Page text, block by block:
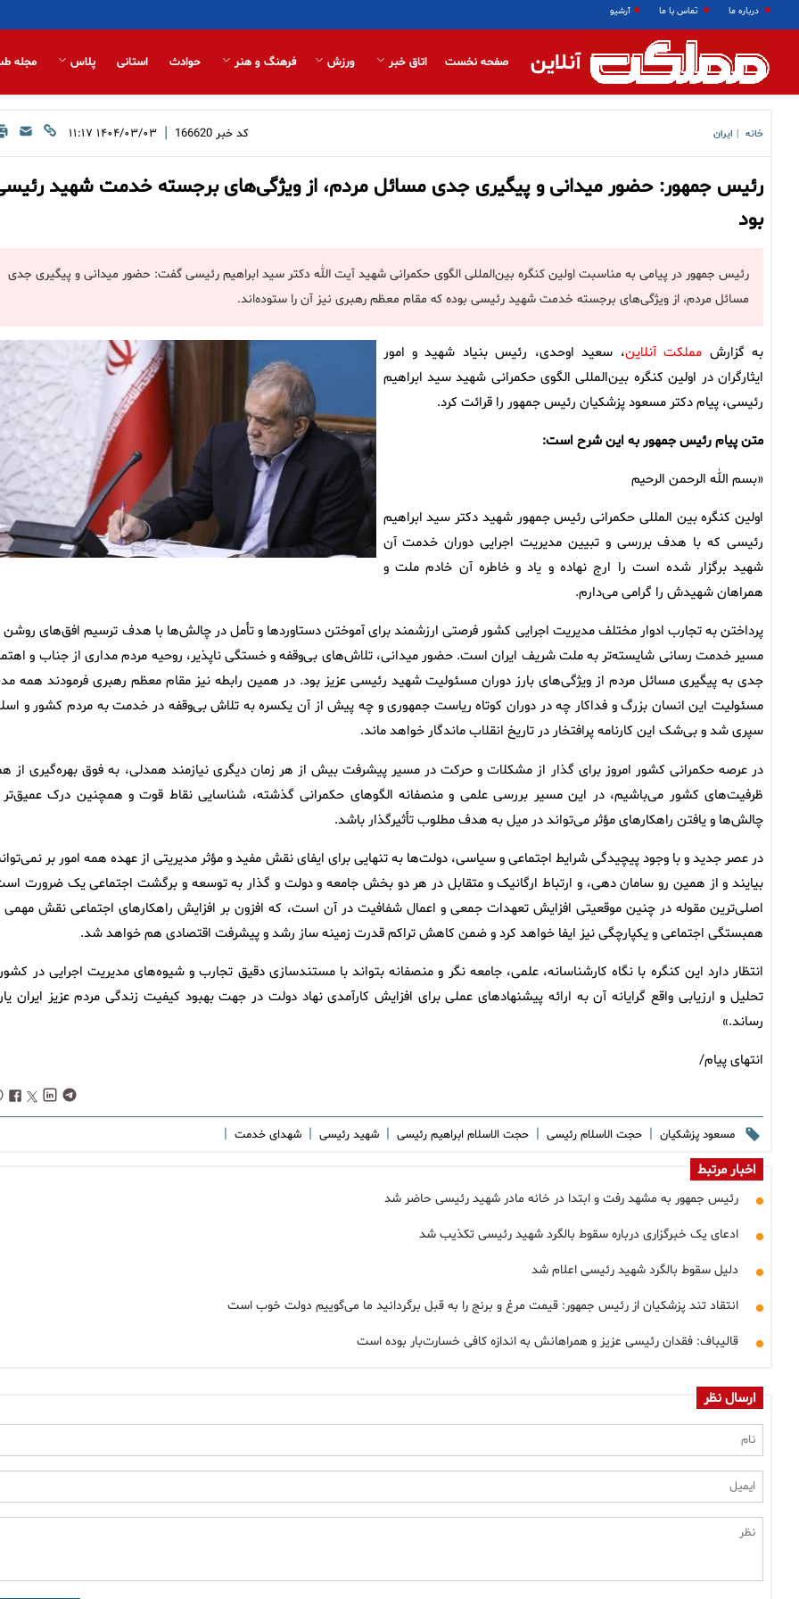
درباره ما تماس با ما آرشیو
آنلاین صفحه نخست اتاق خبر ورزش فرهنگ و هنر حوادث استانی پلاس مجله
خانه ایران کد خبر 166620
| ۱۴۰۴/۰۳/۰۳ ۱۱:۱۷
رئیس جمهور: حضور میدانی و پیگیری جدی مسائل مردم، از ویژگی‌های برجسته خدمت شهید
بود
رئیس جمهور در پیامی به مناسبت اولین کنگره بین‌المللی الگوی حکمرانی شهید آیت الله دکتر سید ابراهیم رئیسی گفت: حضور میدانی و پیگیری جدی
مسائل مردم، از ویژگی‌های برجسته خدمت شهید رئیسی بوده که مقام معظم رهبری نیز آن را ستوده‌اند.
به گزارش مملکت آنلاین، سعید اوحدی، رئیس بنیاد شهید و امور
ایثارگران در اولین کنگره بین‌المللی الگوی حکمرانی شهید سید ابراهیم
رئیسی، پیام دکتر مسعود پزشکیان رئیس جمهور را قرائت کرد.
متن پیام رئیس جمهور به این شرح است:
«بسم الله الرحمن الرحیم
اولین کنگره بین المللی حکمرانی رئیس جمهور شهید دکتر سید ابراهیم
رئیسی که با هدف بررسی و تبیین مدیریت اجرایی دوران خدمت آن
شهید برگزار شده است را ارج نهاده و یاد و خاطره آن خادم ملت و
همراهان شهیدش را گرامی می‌دارم.
پرداختن به تجارب ادوار مختلف مدیریت اجرایی کشور فرصتی ارزشمند برای آموختن دستاوردها و تأمل در چالش‌ها با هدف ترسیم افق‌های روشن
مسیر خدمت رسانی شایسته‌تر به ملت شریف ایران است. حضور میدانی، تلاش‌های بی‌وقفه و خستگی ناپذیر، روحیه مردم مداری از جناب و
جدی به پیگیری مسائل مردم از ویژگی‌های بارز دوران مسئولیت شهید رئیسی عزیز بود. در همین رابطه نیز مقام معظم رهبری فرمودند همه
مسئولیت این انسان بزرگ و فداکار چه در دوران کوتاه ریاست جمهوری و چه پیش از آن یکسره به تلاش بی‌وقفه در خدمت به مردم کشور و
سپری شد و بی‌شک این کارنامه پرافتخار در تاریخ انقلاب ماندگار خواهد ماند.
در عرصه حکمرانی کشور امروز برای گذار از مشکلات و حرکت در مسیر پیشرفت بیش از هر زمان دیگری نیازمند همدلی، به فوق بهره‌گیری از
ظرفیت‌های کشور می‌باشیم، در این مسیر بررسی علمی و منصفانه الگوهای حکمرانی گذشته، شناسایی نقاط قوت و همچنین درک عمیق‌تر
چالش‌ها و یافتن راهکارهای مؤثر می‌تواند در میل به هدف مطلوب تأثیرگذار باشد.
در عصر جدید و با وجود پیچیدگی شرایط اجتماعی و سیاسی، دولت‌ها به تنهایی برای ایفای نقش مفید و مؤثر مدیریتی از عهده همه امور بر
بیایند و از همین رو سامان دهی، و ارتباط ارگانیک و متقابل در هر دو بخش جامعه و دولت و گذار به توسعه و برگشت اجتماعی یک ضرورت
اصلی‌ترین مقوله در چنین موقعیتی افزایش تعهدات جمعی و اعمال شفافیت در آن است، که افزون بر افزایش راهکارهای اجتماعی نقش مهمی
همبستگی اجتماعی و یکپارچگی نیز ایفا خواهد کرد و ضمن کاهش تراکم قدرت زمینه ساز رشد و پیشرفت اقتصادی هم خواهد شد.
انتظار دارد این کنگره با نگاه کارشناسانه، علمی، جامعه نگر و منصفانه بتواند با مستندسازی دقیق تجارب و شیوه‌های مدیریت اجرایی در
تحلیل و ارزیابی واقع گرایانه آن به ارائه پیشنهادهای عملی برای افزایش کارآمدی نهاد دولت در جهت بهبود کیفیت زندگی مردم عزیز ایران
رساند.»
انتهای پیام/
مسعود پزشکیان | حجت الاسلام رئیسی | حجت الاسلام ابراهیم رئیسی | شهید رئیسی | شهدای خدمت |
اخبار مرتبط
رئیس جمهور به مشهد رفت و ابتدا در خانه مادر شهید رئیسی حاضر شد
ادعای یک خبرگزاری درباره سقوط بالگرد شهید رئیسی تکذیب شد
دلیل سقوط بالگرد شهید رئیسی اعلام شد
انتقاد تند پزشکیان از رئیس جمهور: قیمت مرغ و برنج را به قبل برگردانید ما می‌گوییم دولت خوب است
قالیباف: فقدان رئیسی عزیز و همراهانش به اندازه کافی خسارت‌بار بوده است
ارسال نظر